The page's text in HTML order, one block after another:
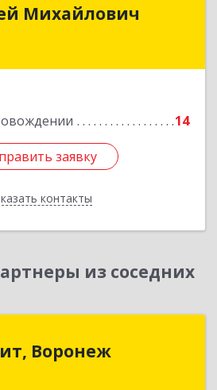
Михайлович
14
заявку
контакты
заявку
Назад
из соседних
Воронеж
Бит, Воронеж
обл, Воронеж г, 20-летия